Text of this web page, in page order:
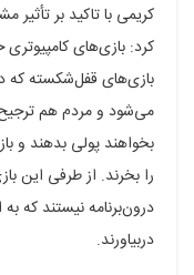
کریمی با تاکید بر تأثیر
کرد: بازی‌های
می‌شود و مردم هم ترجیح
را بخرند. از طرفی این
درون‌برنامه نیستند که
دربیاورند.